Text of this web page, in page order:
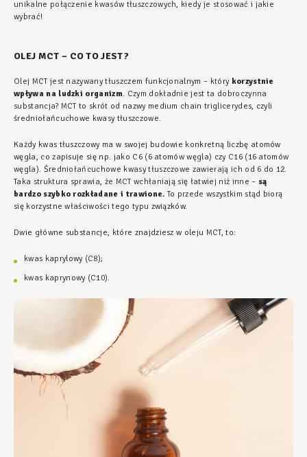
unikalne połączenie kwasów tłuszczowych, kiedy je stosować i jakie
wybrać!
OLEJ MCT – CO TO JEST?
Olej MCT jest nazywany tłuszczem funkcjonalnym – który korzystnie
wpływa na ludzki organizm. Czym dokładnie jest ta dobroczynna
substancja? MCT to skrót od nazwy medium chain triglicerydes, czyli
średniołańcuchowe kwasy tłuszczowe.
Każdy kwas tłuszczowy ma w swojej budowie konkretną liczbę atomów
węgla, co zapisuje się np. jako C6 (6 atomów węgla) czy C16 (16 atomów
węgla). Średniołańcuchowe kwasy tłuszczowe zawierają ich od 6 do 12.
Taka struktura sprawia, że MCT wchłaniają się łatwiej niż inne – są
bardzo szybko rozkładane i trawione. To przede wszystkim stąd biorą
się korzystne właściwości tego typu związków.
Dwie główne substancje, które znajdziesz w oleju MCT, to:
kwas kaprylowy (C8);
kwas kaprynowy (C10).